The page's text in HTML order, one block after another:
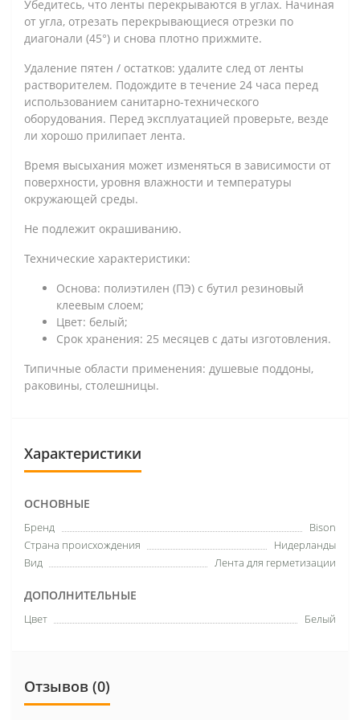
Убедитесь, что ленты перекрываются в углах. Начиная
от угла, отрезать перекрывающиеся отрезки по
диагонали (45°) и снова плотно прижмите.
Удаление пятен / остатков: удалите след от ленты
растворителем. Подождите в течение 24 часа перед
использованием санитарно-технического
оборудования. Перед эксплуатацией проверьте, везде
ли хорошо прилипает лента.
Время высыхания может изменяться в зависимости от
поверхности, уровня влажности и температуры
окружающей среды.
Не подлежит окрашиванию.
Технические характеристики:
Основа: полиэтилен (ПЭ) с бутил резиновый
клеевым слоем;
Цвет: белый;
Срок хранения: 25 месяцев с даты изготовления.
Типичные области применения: душевые поддоны,
раковины, столешницы.
Характеристики
ОСНОВНЫЕ
Бренд
Bison
Страна происхождения
Нидерланды
Вид
Лента для герметизации
ДОПОЛНИТЕЛЬНЫЕ
Цвет Белый
Отзывов (0)